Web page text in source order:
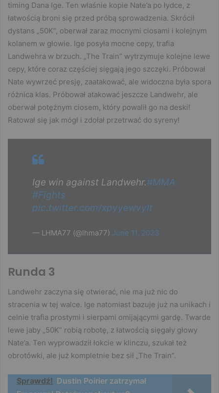
timing Dana Ige. Ten właśnie kopie Nate’a po łydce, z
łatwością broni się przed próbą sprowadzenia. Skrócił
dystans „50K”, oberwał zaraz mocnymi ciosami i kolejnym
kolanem w głowie. Ige posyła mocne cepy, trafia
Landwehra w brzuch. „The Train” wytrzymuje kolejne lewe
cepy, które coraz częściej sięgają jego szczęki. Próbował
Nate wywrzeć presję, zaatakować, ale widoczna była spora
różnica klas. Próbował atakować jeszcze Landwehr, ale
oberwał potężnym ciosem, który powalił go na deski!
Ratował się jak mógł i zdołał przetrwać do syreny!
Ige win against Landwehr.#MMA
#Fights
pic.twitter.com/xpyyewvyIt
— LHMA77 (@lhma77) June 11, 2023
Runda 3
Landwehr zaczyna się otwierać, nie ma już nic do
stracenia w tej walce. Ige natomiast bazuje już na unikach i
celnie trafia prostymi i sierpami omijającymi gardę. Twarde
lewe jaby „50K” robią robotę, z łatwością sięgały głowy
Nate’a. Ten wyprowadził łokcie w klinczu, szukał też
obrotówki, ale już kompletnie bez sił „The Train”.
Sprawdź! Dustin Poirier zatrzymał